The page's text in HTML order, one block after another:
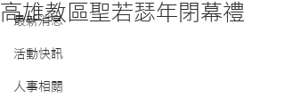
最新消息
活動快訊
人事相關
高雄教區聖若瑟年閉幕禮